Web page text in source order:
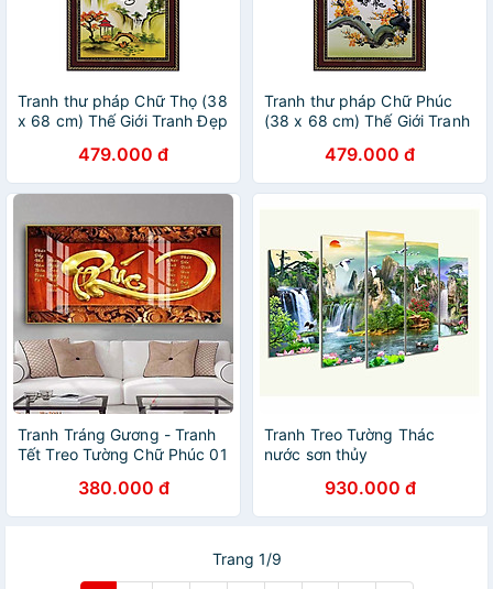
Tranh thư pháp Chữ Thọ (38
x 68 cm) Thế Giới Tranh Đẹp
479.000 đ
Tranh thư pháp Chữ Phúc
(38 x 68 cm) Thế Giới Tranh
479.000 đ
Tranh Tráng Gương - Tranh
Tết Treo Tường Chữ Phúc 01
380.000 đ
Tranh Treo Tường Thác
nước sơn thủy
phòng khách đẹp
930.000 đ
Trang 1/9